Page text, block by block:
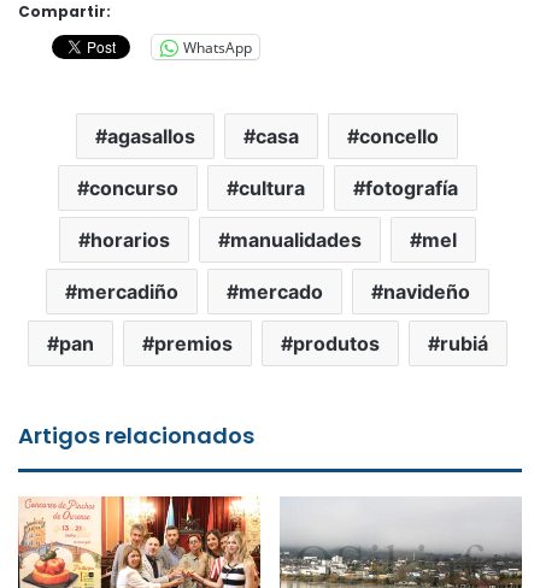
Compartir:
WhatsApp
agasallos casa concello
concurso cultura fotografía
horarios manualidades mel
mercadiño mercado navideño
pan premios produtos rubiá
Artigos relacionados